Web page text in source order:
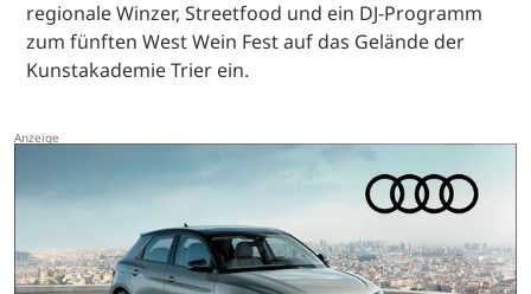
regionale Winzer, Streetfood und ein DJ-Programm
zum fünften West Wein Fest auf das Gelände der
Kunstakademie Trier ein.